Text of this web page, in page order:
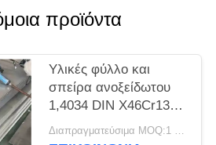
προϊόντα
Υλικές φύλλο και
σπείρα ανοξείδωτου
1,4034 DIN X46Cr13
EN
Διαπραγματεύσιμα MOQ:1 τόνος